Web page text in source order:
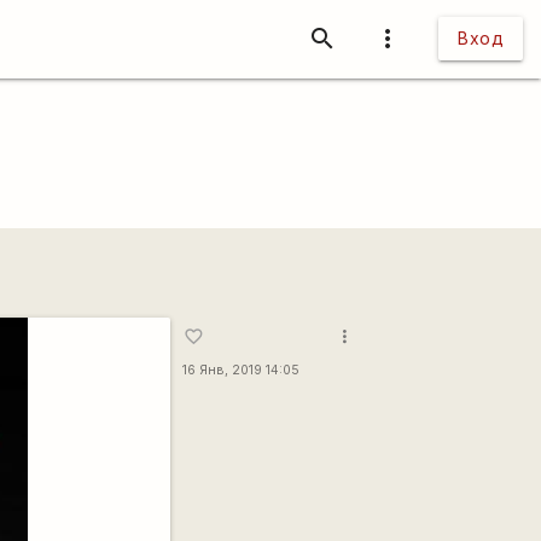
more_vert Вход
search
favorite_border
16 Янв, 2019 14:05
more_vert